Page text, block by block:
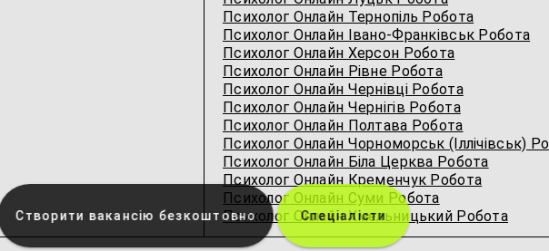
Психолог Онлайн Тернопіль Робота
Психолог Онлайн Івано-Франківськ Робота
Психолог Онлайн Херсон Робота
Психолог Онлайн Рівне Робота
Психолог Онлайн Чернівці Робота
Психолог Онлайн Чернігів Робота
Психолог Онлайн Полтава Робота
Психолог Онлайн Чорноморськ (Іллічівськ)
Психолог Онлайн Біла Церква Робота
Психолог Онлайн Кременчук Робота
Психолог Онлайн Суми Робота
Психолог Онлайн Хмельницький Робота
Створити вакансію безкоштовно Спеціалісти